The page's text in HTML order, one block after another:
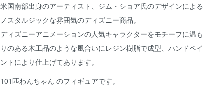
米国南部出身のアーティスト、ジム・ショア氏のデザインによる
ノスタルジックな雰囲気のディズニー商品。
ディズニーアニメーションの人気キャラクターをモチーフに温も
りのある木工品のような風合いにレジン樹脂で成型、ハンドペイ
ントにより仕上げてあります。
101匹わんちゃん のフィギュアです。